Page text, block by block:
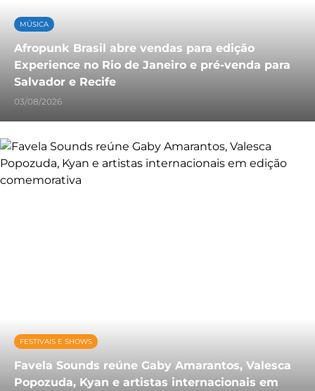
MÚSICA
Afropunk Brasil abre vendas para edição
Experience no Rio de Janeiro e pré-venda para
Salvador e Recife
03/08/2026
FESTIVAIS E SHOWS
Favela Sounds reúne Gaby Amarantos, Valesca
Popozuda, Kyan e artistas internacionais em